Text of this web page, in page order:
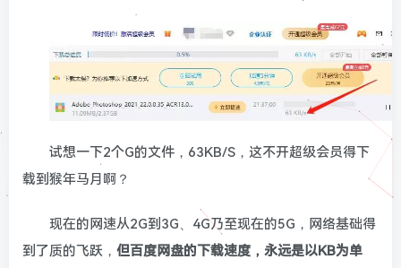
试想一下2个G的文件，63KB/S，这不开超级会员得下
载到猴年马月啊？
现在的网速从2G到3G、4G乃至现在的5G，网络基础得
到了质的飞跃， 但百度网盘的下载速度，永远是以KB为单